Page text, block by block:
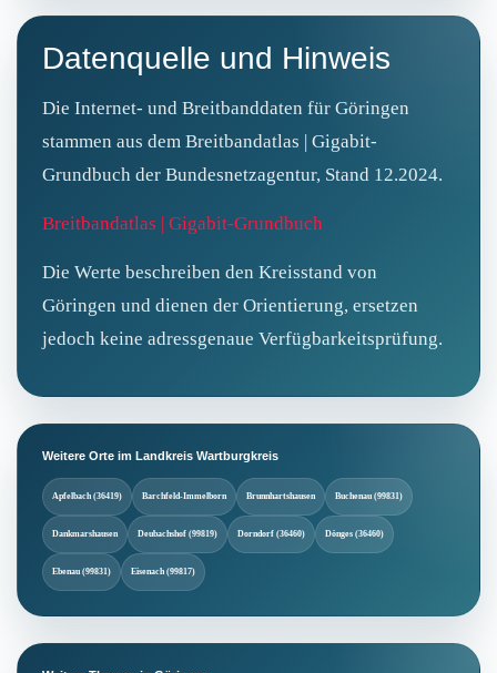
Datenquelle und Hinweis
Die Internet- und Breitbanddaten für Göringen
stammen aus dem Breitbandatlas | Gigabit-
Grundbuch der Bundesnetzagentur, Stand 12.2024.
Breitbandatlas | Gigabit-Grundbuch
Die Werte beschreiben den Kreisstand von
Göringen und dienen der Orientierung, ersetzen
jedoch keine adressgenaue Verfügbarkeitsprüfung.
Weitere Orte im Landkreis Wartburgkreis
Apfelbach (36419) Barchfeld-Immelborn Brunnhartshausen Buchenau (99831)
Dankmarshausen Deubachshof (99819) Dorndorf (36460) Dönges (36460)
Ebenau (99831) Eisenach (99817)